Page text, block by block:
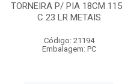
TORNEIRA P/ PIA 18CM
C 23 LR METAIS
Código: 21194
Embalagem: PC